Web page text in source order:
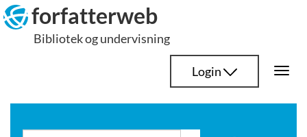
Hop
til
indhold
forfatterweb
Bibliotek og undervisning
Login